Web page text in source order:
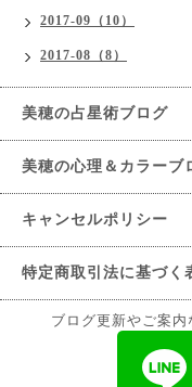
2017-09（10）
2017-08（8）
美穂の占星術ブログ
美穂の心理＆カラーブ
キャンセルポリシー
特定商取引法に基づく
ブログ更新やご案